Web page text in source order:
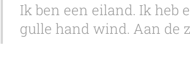
Ik ben een eiland. Ik heb
gulle hand wind. Aan de